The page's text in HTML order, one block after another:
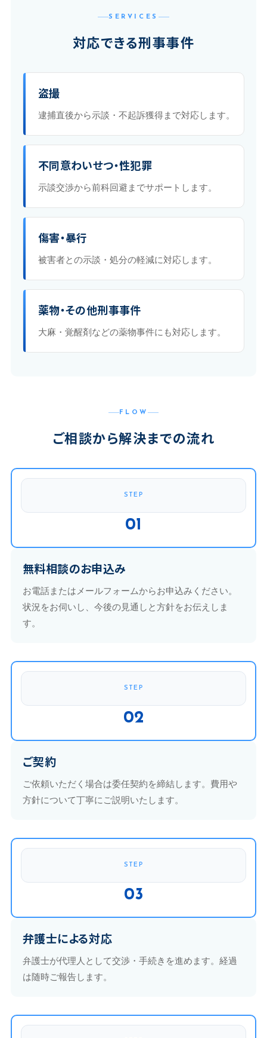
SERVICES
対応できる刑事事件
盗撮
逮捕直後から示談・不起訴獲得まで対応します。
不同意わいせつ・性犯罪
示談交渉から前科回避までサポートします。
傷害・暴行
被害者との示談・処分の軽減に対応します。
薬物・その他刑事事件
大麻・覚醒剤などの薬物事件にも対応します。
FLOW
ご相談から解決までの流れ
STEP
01
無料相談のお申込み
お電話またはメールフォームからお申込みください。
状況をお伺いし、今後の見通しと方針をお伝えしま
す。
STEP
02
ご契約
ご依頼いただく場合は委任契約を締結します。費用や
方針について丁寧にご説明いたします。
STEP
03
弁護士による対応
弁護士が代理人として交渉・手続きを進めます。経過
は随時ご報告します。